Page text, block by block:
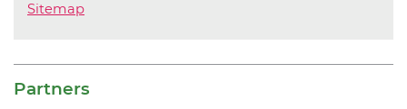
Sitemap
Partners